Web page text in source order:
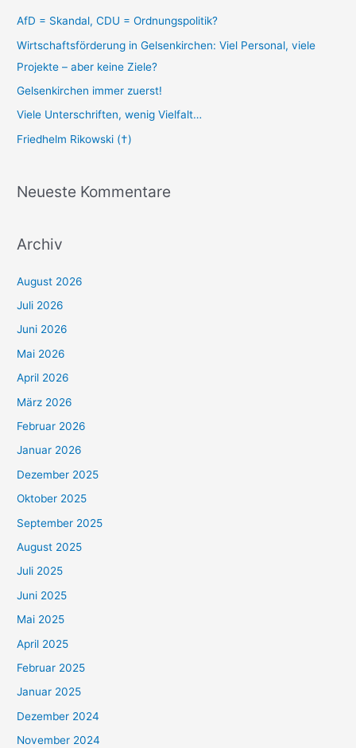
AfD = Skandal, CDU = Ordnungspolitik?
Wirtschaftsförderung in Gelsenkirchen: Viel Personal, viele
Projekte – aber keine Ziele?
Gelsenkirchen immer zuerst!
Viele Unterschriften, wenig Vielfalt…
Friedhelm Rikowski (†)
Neueste Kommentare
Archiv
August 2026
Juli 2026
Juni 2026
Mai 2026
April 2026
März 2026
Februar 2026
Januar 2026
Dezember 2025
Oktober 2025
September 2025
August 2025
Juli 2025
Juni 2025
Mai 2025
April 2025
Februar 2025
Januar 2025
Dezember 2024
November 2024